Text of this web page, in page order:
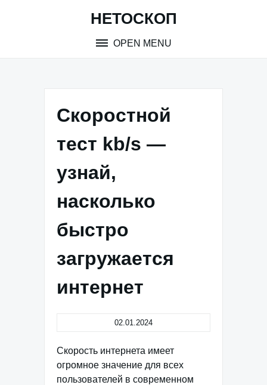
НЕТОСКОП
OPEN MENU
Скоростной
тест kb/s —
узнай,
насколько
быстро
загружается
интернет
02.01.2024
Скорость интернета имеет
огромное значение для всех
пользователей в современном